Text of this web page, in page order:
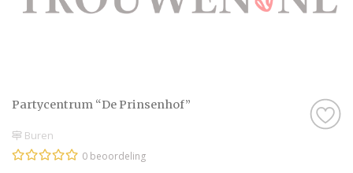
Partycentrum “De Prinsenhof”
Buren
0 beoordeling